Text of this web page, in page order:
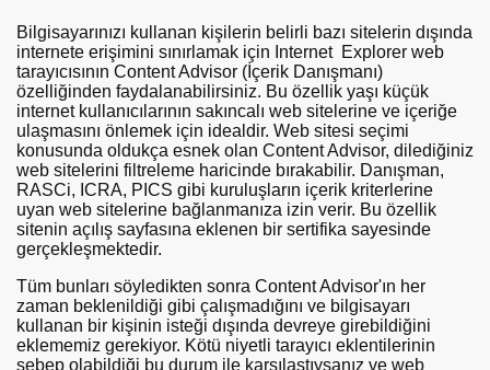
Bilgisayarınızı kullanan kişilerin belirli bazı sitelerin dışında
internete erişimini sınırlamak için Internet Explorer web
tarayıcısının Content Advisor (İçerik Danışmanı)
özelliğinden faydalanabilirsiniz. Bu özellik yaşı küçük
internet kullanıcılarının sakıncalı web sitelerine ve içeriğe
ulaşmasını önlemek için idealdir. Web sitesi seçimi
konusunda oldukça esnek olan Content Advisor, dilediğiniz
web sitelerini filtreleme haricinde bırakabilir. Danışman,
RASCi, ICRA, PICS gibi kuruluşların içerik kriterlerine
uyan web sitelerine bağlanmanıza izin verir. Bu özellik
sitenin açılış sayfasına eklenen bir sertifika sayesinde
gerçekleşmektedir.
Tüm bunları söyledikten sonra Content Advisor'ın her
zaman beklenildiği gibi çalışmadığını ve bilgisayarı
kullanan bir kişinin isteği dışında devreye girebildiğini
eklememiz gerekiyor. Kötü niyetli tarayıcı eklentilerinin
sebep olabildiği bu durum ile karşılaştıysanız ve web